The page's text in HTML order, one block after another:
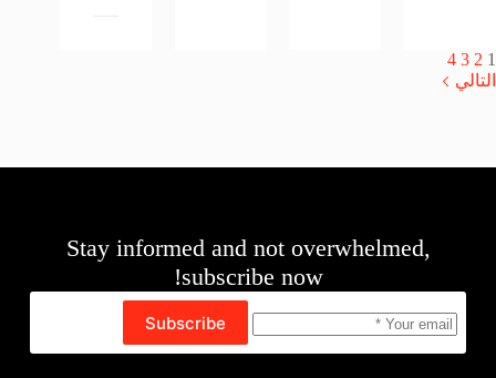
1
2
3
4
التالي
Stay informed and not overwhelmed,
subscribe now!
Subscribe